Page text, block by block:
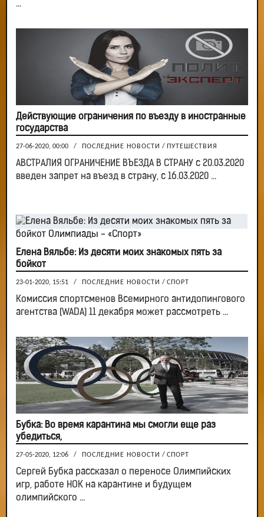
...
Действующие ограничения по въезду в иностранные
государства
27-06-2020, 00:00 / ПОСЛЕДНИЕ НОВОСТИ / ПУТЕШЕСТВИЯ
АВСТРАЛИЯ ОГРАНИЧЕНИЕ ВЪЕЗДА В СТРАНУ с 20.03.2020
введен запрет на въезд в страну, с 16.03.2020 ...
Елена Вяльбе: Из десяти моих знакомых пять за
бойкот
23-01-2020, 15:51 / ПОСЛЕДНИЕ НОВОСТИ / СПОРТ
Комиссия спортсменов Всемирного антидопингового
агентства (WADA) 11 декабря может рассмотреть ...
Бубка: Во время карантина мы смогли еще раз
убедиться,
27-05-2020, 12:06 / ПОСЛЕДНИЕ НОВОСТИ / СПОРТ
Сергей Бубка рассказал о переносе Олимпийских
игр, работе НОК на карантине и будущем
олимпийского ...